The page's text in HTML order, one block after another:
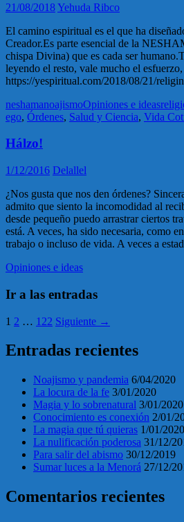
21/08/2018Yehuda Ribco
El camino espiritual es el que ha
Creador.Es parte esencial de la
chispa Divina) que es cada ser
leyendo el resto, vale mucho el esfuerzo,
https://yespiritual.com/2018/08/21/
neshamanoajismoOpiniones e ideas
ego, Órdenes, Salud y Ciencia, Vida
Hálzo!
1/12/2016 Delallel
¿Nos gusta que nos den órdenes?
admito que siento la incomodidad al
desde pequeño puedo arrastrar ciertos
está. A veces, ha sido necesaria, como
trabajo o incluso de vida. A veces a
Opiniones e ideas
Ir a las entradas
1 2 … 122 Siguiente →
Entradas recientes
Noajismo y pandemia 6/04/2020
La locura de la fe 3/01/2020
Magia y lo sobrenatural 3/01/2020
Conocimiento es conexión 2/01/
La magia que tú quieras 1/01/2020
La nulificación poderosa 31/12/
Para salir del abismo 30/12/2019
Sumar luces a la Menorá 27/12/
Comentarios recientes